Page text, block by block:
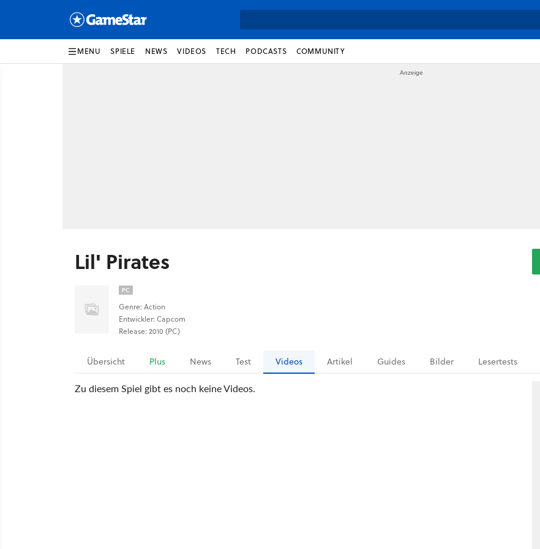
MENU SPIELE NEWS VIDEOS TECH PODCASTS COMMUNITY
Lil' Pirates
PC
Genre: Action
Entwickler: Capcom
Release: 2010 (PC)
Übersicht Plus News Test Videos Artikel Guides Bilder Lesertests
Zu diesem Spiel gibt es noch keine Videos.